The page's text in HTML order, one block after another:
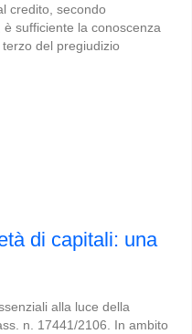
credito, secondo
è sufficiente la conoscenza
del pregiudizio
di capitali: una
alla luce della
n. 17441/2106. In ambito